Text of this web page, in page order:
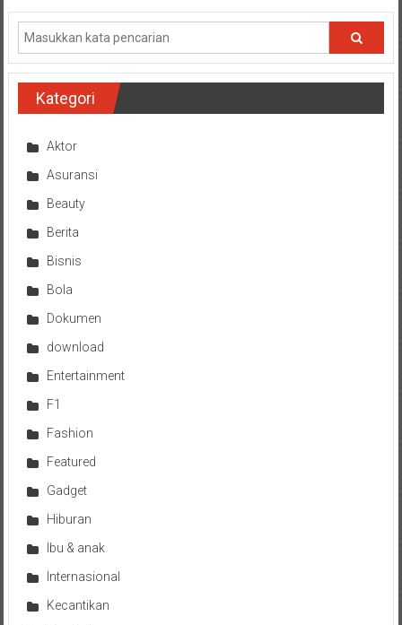
Kategori
Aktor
Asuransi
Beauty
Berita
Bisnis
Bola
Dokumen
download
Entertainment
F1
Fashion
Featured
Gadget
Hiburan
Ibu & anak
Internasional
Kecantikan